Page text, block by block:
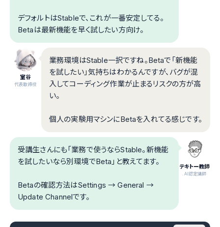
デフォルトはStableで、これが一番安定してる。
Betaは最新機能を早く試したい方向け。
室谷
代表取締役
業務環境はStable一択ですね。Betaで「新機能
を試したい」気持ちはわかるんですが、バグが混
入してコーディング作業が止まるリスクの方が高
い。
個人の実験用マシンにBetaを入れてる感じです。
テキトー教師
.AI認定講師
受講生さんにも「業務で使うならStable。新機能
を試したいなら別環境でBeta」と教えてます。
Betaの確認方法はSettings → General →
Update Channelです。